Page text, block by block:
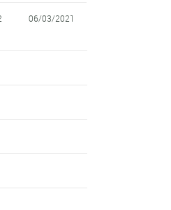
06/03/2021